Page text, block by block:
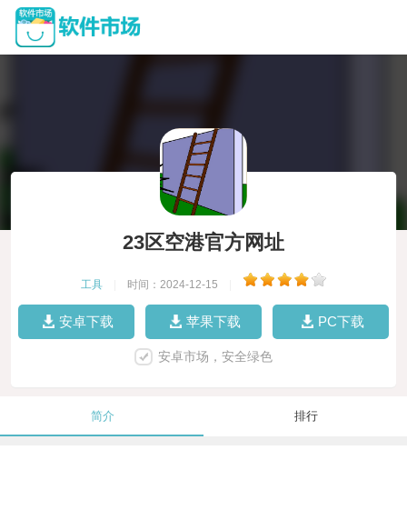
23区空港官方网址
工具 时间：2024-12-15
安卓下载 苹果下载 PC下载
安卓市场，安全绿色
简介 排行